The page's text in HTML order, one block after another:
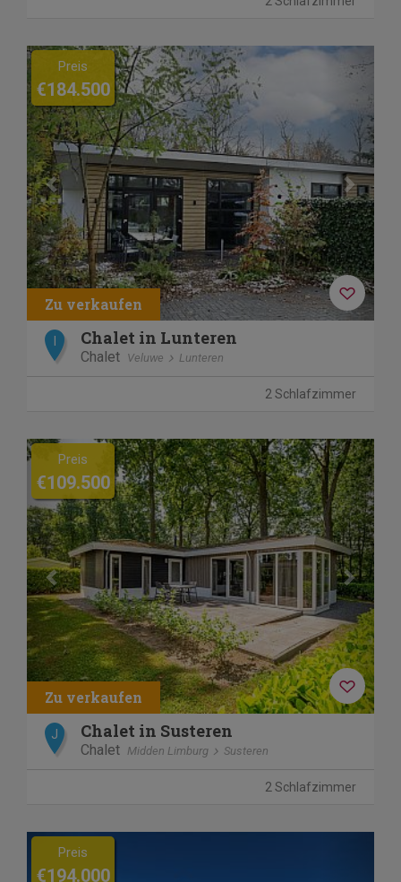
Previous Next
Preis
€184.500
Chalet in Lunteren
Chalet Veluwe Lunteren
2 Schlafzimmer
Previous Next
Preis
€109.500
J Chalet in Susteren
Chalet Midden Limburg Susteren
2 Schlafzimmer
Previous
Preis
€194.000